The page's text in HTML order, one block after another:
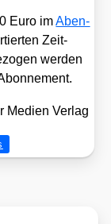
Euro imAben­
Zeit­
wer­den
Medi­en Ver­lag